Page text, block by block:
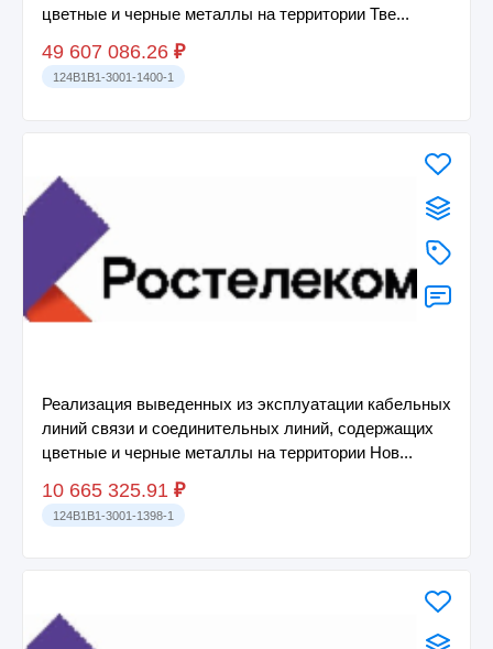
цветные и черные металлы на территории Тве...
49 607 086.26 ₽
124B1B1-3001-1400-1
Реализация выведенных из эксплуатации кабельных
линий связи и соединительных линий, содержащих
цветные и черные металлы на территории Нов...
10 665 325.91 ₽
124B1B1-3001-1398-1